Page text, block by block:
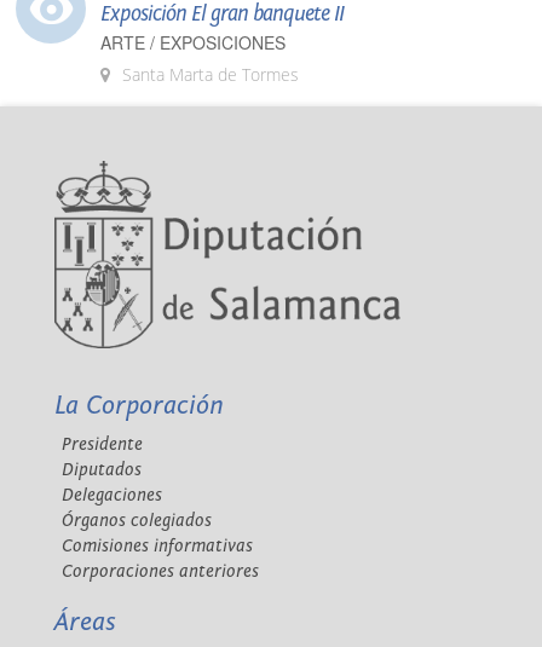
Exposición El gran banquete II
ARTE / EXPOSICIONES
Santa Marta de Tormes
La Corporación
Presidente
Diputados
Delegaciones
Órganos colegiados
Comisiones informativas
Corporaciones anteriores
Áreas